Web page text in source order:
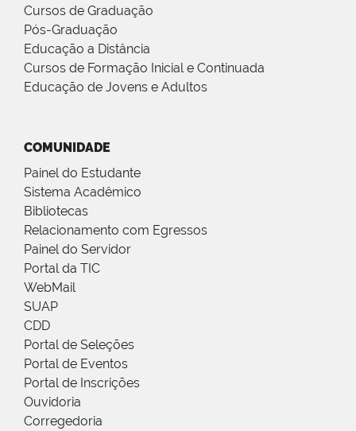
Cursos de Graduação
Pós-Graduação
Educação a Distância
Cursos de Formação Inicial e Continuada
Educação de Jovens e Adultos
COMUNIDADE
Painel do Estudante
Sistema Acadêmico
Bibliotecas
Relacionamento com Egressos
Painel do Servidor
Portal da TIC
WebMail
SUAP
CDD
Portal de Seleções
Portal de Eventos
Portal de Inscrições
Ouvidoria
Corregedoria